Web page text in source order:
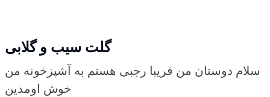
گلت سیب و گلابی
سلام دوستان من فریبا رجبی هستم به آشپزخونه من
خوش اومدین